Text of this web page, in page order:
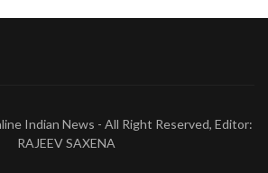
Indian News - All Right Reserved, Editor:
RAJEEV SAXENA